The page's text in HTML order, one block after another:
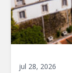
jul 28, 2026